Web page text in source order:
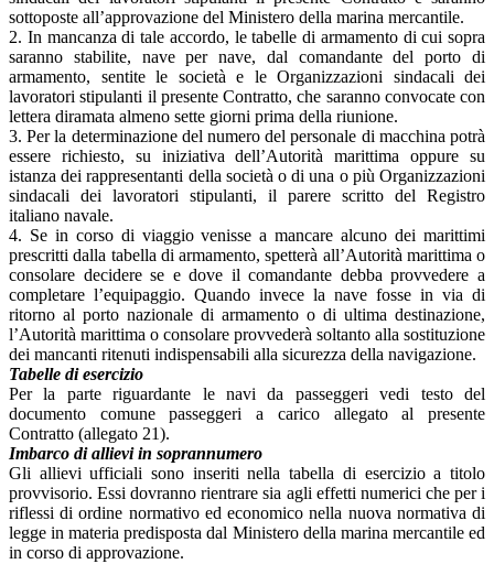
sottoposte all’approvazione del Ministero della marina mercantile.
2. In mancanza di tale accordo, le tabelle di armamento di cui sopra
saranno stabilite, nave per nave, dal comandante del porto di
armamento, sentite le società e le Organizzazioni sindacali dei
lavoratori stipulanti il presente Contratto, che saranno convocate con
lettera diramata almeno sette giorni prima della riunione.
3. Per la determinazione del numero del personale di macchina potrà
essere richiesto, su iniziativa dell’Autorità marittima oppure su
istanza dei rappresentanti della società o di una o più Organizzazioni
sindacali dei lavoratori stipulanti, il parere scritto del Registro
italiano navale.
4. Se in corso di viaggio venisse a mancare alcuno dei marittimi
prescritti dalla tabella di armamento, spetterà all’Autorità marittima o
consolare decidere se e dove il comandante debba provvedere a
completare l’equipaggio. Quando invece la nave fosse in via di
ritorno al porto nazionale di armamento o di ultima destinazione,
l’Autorità marittima o consolare provvederà soltanto alla sostituzione
dei mancanti ritenuti indispensabili alla sicurezza della navigazione.
Tabelle di esercizio
Per la parte riguardante le navi da passeggeri vedi testo del
documento comune passeggeri a carico allegato al presente
Contratto (allegato 21).
Imbarco di allievi in soprannumero
Gli allievi ufficiali sono inseriti nella tabella di esercizio a titolo
provvisorio. Essi dovranno rientrare sia agli effetti numerici che per i
riflessi di ordine normativo ed economico nella nuova normativa di
legge in materia predisposta dal Ministero della marina mercantile ed
in corso di approvazione.